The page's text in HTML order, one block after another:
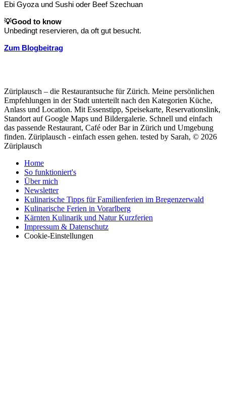
Ebi Gyoza und Sushi oder Beef Szechuan
💡Good to know
Unbedingt reservieren, da oft gut besucht.
Zum Blogbeitrag
Züriplausch – die Restaurantsuche für Zürich. Meine persönlichen
Empfehlungen in der Stadt unterteilt nach den Kategorien Küche,
Anlass und Location. Mit Essenstipp, Speisekarte, Reservationslink,
Standort auf Google Maps und Bildergalerie. Schnell und einfach
das passende Restaurant, Café oder Bar in Zürich und Umgebung
finden. Züriplausch - einfach essen gehen. tested by Sarah, © 2026
Züriplausch
Home
So funktioniert's
Über mich
Newsletter
Kulinarische Tipps für Familienferien im Bregenzerwald
Kulinarische Ferien in Vorarlberg
Kärnten Kulinarik und Natur Kurzferien
Impressum & Datenschutz
Cookie-Einstellungen